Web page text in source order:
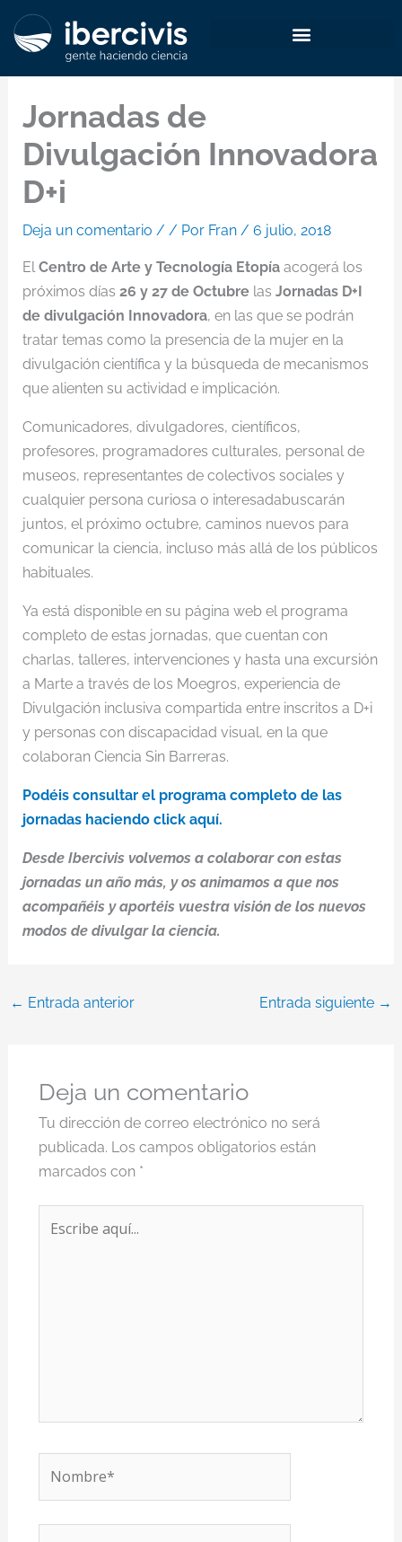
Jornadas de
Divulgación Innovadora
D+i
Deja un comentario / / Por Fran / 6 julio, 2018
ElCentro de Arte y Tecnología Etopíaacogerá los
próximos días 26 y 27 de Octubrelas Jornadas D+I
de divulgación Innovadora, en las que se podrán
tratar temas como la presencia de la mujer en la
divulgación científica y la búsqueda de mecanismos
que alienten su actividad e implicación.
Comunicadores, divulgadores, científicos,
profesores, programadores culturales, personal de
museos, representantes de colectivos sociales y
cualquier persona curiosa o interesadabuscarán
juntos, el próximo octubre, caminos nuevos para
comunicar la ciencia, incluso más allá de los públicos
habituales.
Ya está disponible en su página web el programa
completo de estas jornadas, que cuentan con
charlas, talleres, intervenciones y hasta una excursión
a Marte a través de los Moegros, experiencia de
Divulgación inclusiva compartida entre inscritos a D+i
y personas con discapacidad visual, en la que
colaboran Ciencia Sin Barreras.
Podéis consultar el programa completo de las
jornadas haciendo click aquí.
Desde Ibercivis volvemos a colaborar con estas
jornadas un año más, y os animamos a que nos
acompañéis y aportéis vuestra visión de los nuevos
modos de divulgar la ciencia.
← Entrada anterior Entrada siguiente →
Deja un comentario
Tu dirección de correo electrónico no será
publicada. Los campos obligatorios están
marcados con *